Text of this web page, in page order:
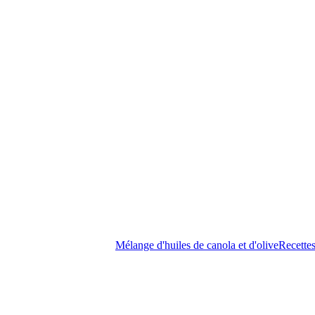
Mélange d'huiles de canola et d'oliveRecettes